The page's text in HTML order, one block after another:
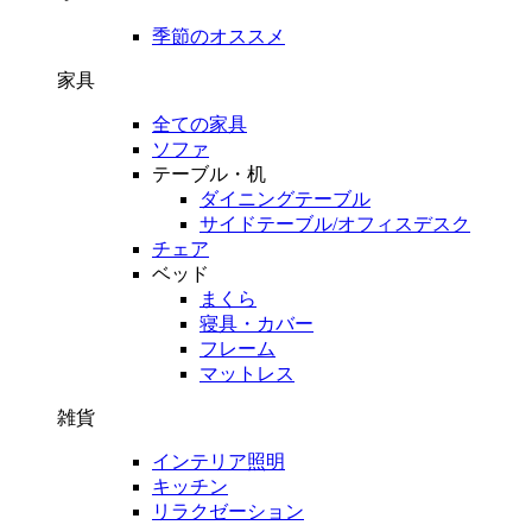
季節のオススメ
家具
全ての家具
ソファ
テーブル・机
ダイニングテーブル
サイドテーブル/オフィスデスク
チェア
ベッド
まくら
寝具・カバー
フレーム
マットレス
雑貨
インテリア照明
キッチン
リラクゼーション